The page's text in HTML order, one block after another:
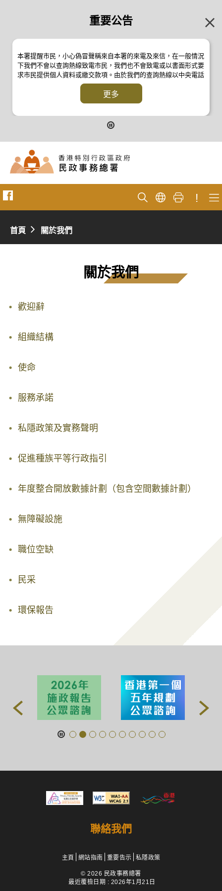
重要公告
本署提醒市民，小心偽冒聲稱來自本署的來電及來信，在一般情況
下我們不會以查詢熱線致電市民，我們也不會致電或以書面形式要
求市民提供個人資料或繳交款項。由於我們的查詢熱線以中央電話
系統操作，本署的來電不會顯示電話號碼 2835 2500 。如有疑
問，應與本署職員核實或向警方反詐騙協調中心
詢熱線 18222 查詢。詳情請瀏覽以下新聞公報：
二零一九年七月二十六日的新聞公報
二零一七年四月二十八日的新聞公報
二零一七年四月五日的新聞公報
更多
!
首頁 關於我們
關於我們
歡迎辭
組織結構
使命
服務承諾
私隱政策及實務聲明
促進種族平等行政指引
年度整合開放數據計劃（包含空間數據計劃）
無障礙設施
職位空缺
民采
環保報告
聯絡我們
主頁 網站指南 重要告示 私隱政策
© 2026 民政事務總署
最近覆檢日期 : 2026年1月21日